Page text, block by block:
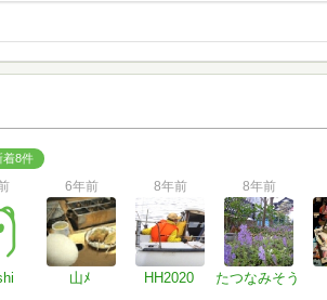
着8件
6年前
山ﾒ
8年前
HH2020
8年前
たつなみそう